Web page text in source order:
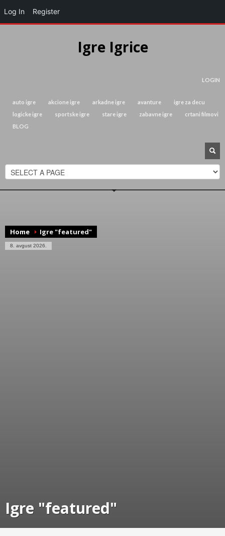
Igre Igrice
LOGIN
auto igre akcione igre arkadne igre avanture
igre za decu
logicke igre
sportske igre stare igre zabavne igre
crtani filmovi
BLOG
Home Igre "featured"
8. avgust 2026.
Igre "featured"
Log In Register